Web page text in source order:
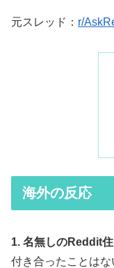
元スレッド： r/
海外の反応
1. 名無しのReddit
付き合ったことは